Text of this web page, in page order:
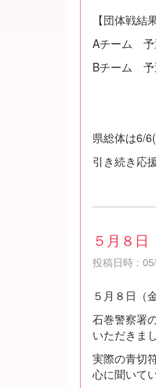
【団体戦結
Aチーム 予
Bチーム 予
県総体は6/
引き続き応
５月８
投稿日時 :
５月８日（
石巻警察署
いただきまし
実際の青切
心に聞いて